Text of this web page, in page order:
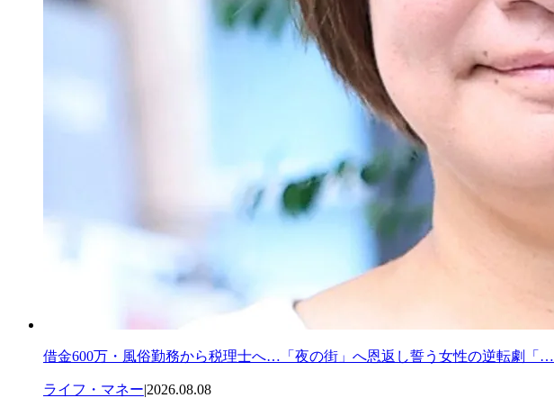
借金600万・風俗勤務から税理士へ…「夜の街」へ恩返し誓う女性の逆転劇「…
ライフ・マネー|2026.08.08